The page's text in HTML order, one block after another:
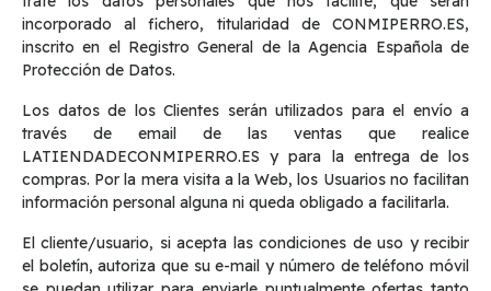
incorporado al fichero, titularidad de CONMIPERRO.ES,
inscrito en el Registro General de la Agencia Española de
Protección de Datos.
Los datos de los Clientes serán utilizados para el envío a
través de email de las ventas que realice
LATIENDADECONMIPERRO.ES y para la entrega de los
compras. Por la mera visita a la Web, los Usuarios no facilitan
información personal alguna ni queda obligado a facilitarla.
El cliente/usuario, si acepta las condiciones de uso y recibir
el boletín, autoriza que su e-mail y número de teléfono móvil